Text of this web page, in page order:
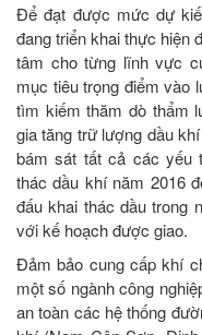
Để đạt được mức dự
đang triển khai thực hiện
tâm cho từng lĩnh vực
mục tiêu trọng điểm vào
tìm kiếm thăm dò thẩm
gia tăng trữ lượng dầu
bám sát tất cả các yếu
thác dầu khí năm 2016
đấu khai thác dầu trong
với kế hoạch được giao.
Đảm bảo cung cấp khí
một số ngành công
an toàn các hệ thống